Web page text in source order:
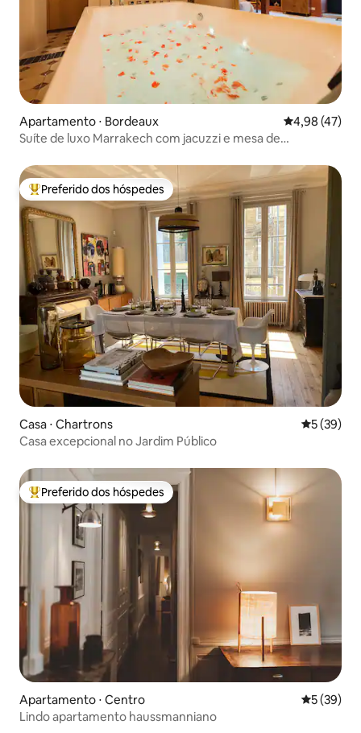
Apartamento ⋅ Bordeaux 4,98 de uma
4,98 (47)
Suíte de luxo Marrakech com jacuzzi e mesa de
Entre os melhores preferidos dos hóspedes
Preferido dos hóspedes
Casa ⋅ Chartrons 5 de uma
5 (39)
Casa excepcional no Jardim Público
Entre os melhores preferidos dos hóspedes
Preferido dos hóspedes
Apartamento ⋅ Centro 5 de uma
5 (39)
Lindo apartamento haussmanniano